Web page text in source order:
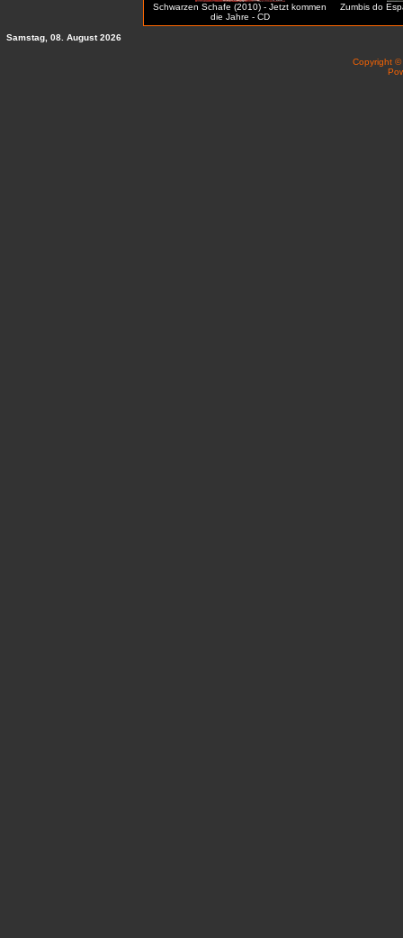
Schwarzen Schafe (2010) - Jetzt kommen
die Jahre - CD
Zumbis do
Samstag, 08. August 2026
Copyright